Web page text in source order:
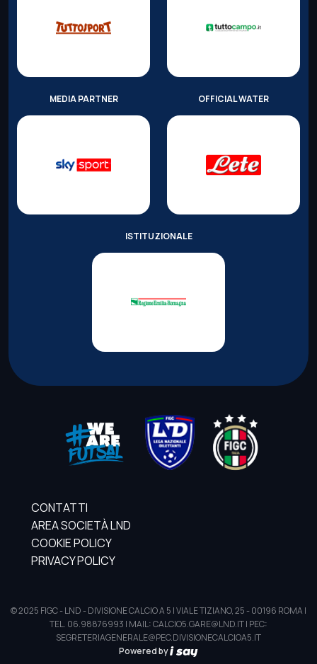
MEDIA PARTNER OFFICIAL WATER
ISTITUZIONALE
CONTATTI
AREA SOCIETÀ LND
COOKIE POLICY
PRIVACY POLICY
© 2025 FIGC - LND - DIVISIONE CALCIO A 5 | VIALE TIZIANO, 25 - 00196 ROMA |
TEL. 06.98876993 | MAIL: CALCIO5.GARE@LND.IT | PEC:
SEGRETERIAGENERALE@PEC.DIVISIONECALCIOA5.IT
Powered by